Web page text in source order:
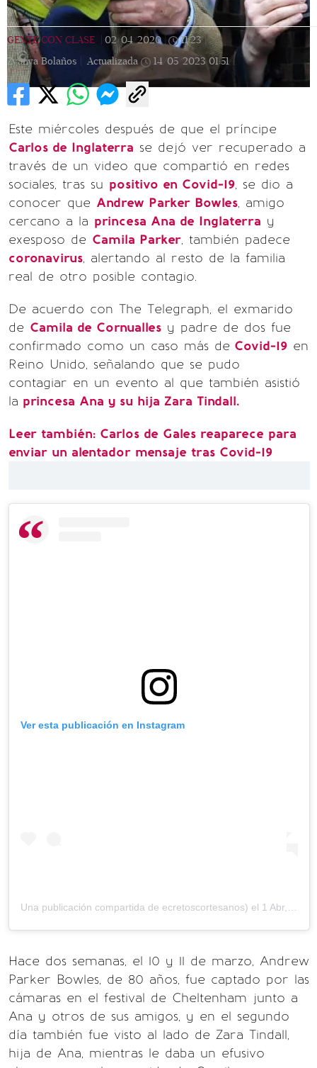
GENTE CON CLASE 02/04/2020 11:23
Zyanya Bolaños |
Actualizada 14/05/2023 01:51
Este miércoles después de que el príncipe
Carlos de Inglaterra se dejó ver recuperado a
través de un video que compartió en redes
sociales, tras su positivo en Covid-19, se dio a
conocer que Andrew Parker Bowles, amigo
cercano a la princesa Ana de Inglaterra y
exesposo de Camila Parker, también padece
coronavirus, alertando al resto de la familia
real de otro posible contagio.
De acuerdo con The Telegraph, el exmarido
de Camila de Cornualles y padre de dos fue
confirmado como un caso más de Covid-19 en
Reino Unido, señalando que se pudo
contagiar en un evento al que también asistió
la princesa Ana y su hija Zara Tindall.
Leer también: Carlos de Gales reaparece para
enviar un alentador mensaje tras Covid-19
Ver esta publicación en Instagram
Una publicación compartida de ecretoscortesanos) el 1 Abr, 2020 a las 12:03 PDT
Hace dos semanas, el 10 y 11 de marzo, Andrew
Parker Bowles, de 80 años, fue captado por las
cámaras en el festival de Cheltenham junto a
Ana y otros de sus amigos, y en el segundo
día también fue visto al lado de Zara Tindall,
hija de Ana, mientras le daba un efusivo